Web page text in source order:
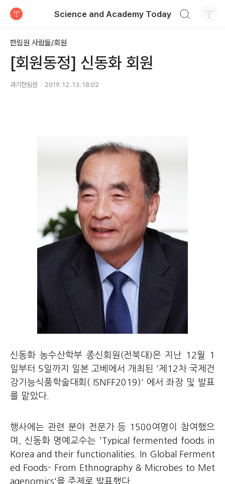
Science and Academy Today
한림원 사람들/회원
[회원동정] 신동화 회원
과기한림원 2019. 12. 13. 18:02
신동화 농수산학부 종신회원(전북대)은 지난 12월 1
일부터 5일까지 일본 고베에서 개최된 '제12차 국제건
강기능식품학술대회( ISNFF2019)' 에서 좌장 및 발표
를 맡았다.
행사에는 관련 분야 전문가 등 1500여명이 참여했으
며, 신동화 명예교수는 'Typical fermented foods in
Korea and their functionalities. In Global Ferment
ed Foods- From Ethnography & Microbes to Met
agenomics'을 주제로 발표했다.